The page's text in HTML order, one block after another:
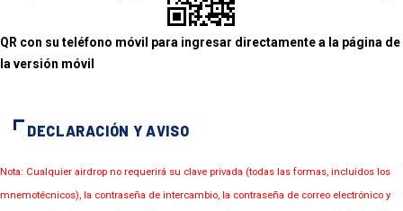
QR con su teléfono móvil para ingresar directamente a la página de
la versión móvil
DECLARACIÓN Y AVISO
Nota: Cualquier airdrop no requerirá su clave privada (todas las formas, incluidos los
mnemotécnicos), la contraseña de intercambio, la contraseña de correo electrónico y